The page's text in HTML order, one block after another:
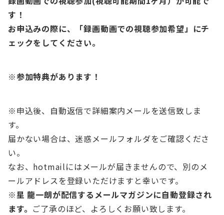
す！
お申込みの際に、「録画動画での視聴参加希望」にチ
ェックをしてください。
※参加特典があります！
※申込後、自動返信で詳細案内メールを送信致しま
す。
届かない場合は、迷惑メールフォルダをご確認くださ
い。
なお、hotmailにはメールが届きませんので、別のメ
ールアドレスを登録いただけますと幸いです。
※星 龍一朗が配信するメールマガジンに自動登録され
ます。 ご了承のほど、よろしくお願い致します。